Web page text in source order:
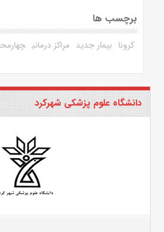
برچسب ها
کرونا بیمار جدید مراکز درمانی
دانشگاه علوم پزشکی شهرکرد